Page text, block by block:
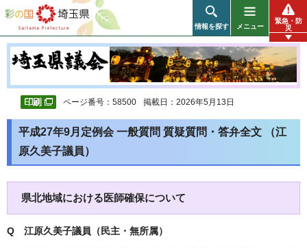
彩の国 埼玉県
情報を探す メニュー
緊急・防
災
ページ番号：58500 掲載日：2026年5月13日
平成27年9月定例会 一般質問 質疑質問・答弁全文 （江
原久美子議員）
県北地域における医師確保について
Q 江原久美子議員（民主・無所属）